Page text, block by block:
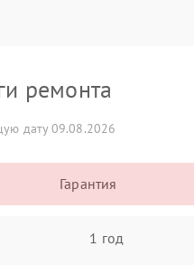
ремонта
дату 09.08.2026
Гарантия
1 год